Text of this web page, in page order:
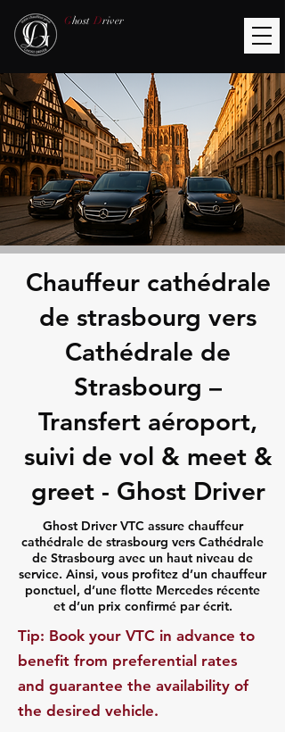
Ghost Driver
Chauffeur cathédrale
de strasbourg vers
Cathédrale de
Strasbourg –
Transfert aéroport,
suivi de vol & meet &
greet - Ghost Driver
Ghost Driver VTC assure chauffeur
cathédrale de strasbourg vers Cathédrale
de Strasbourg avec un haut niveau de
service. Ainsi, vous profitez d’un chauffeur
ponctuel, d’une flotte Mercedes récente
et d’un prix confirmé par écrit.
​Tip: Book your VTC in advance to
benefit from preferential rates
and guarantee the availability of
the desired vehicle.